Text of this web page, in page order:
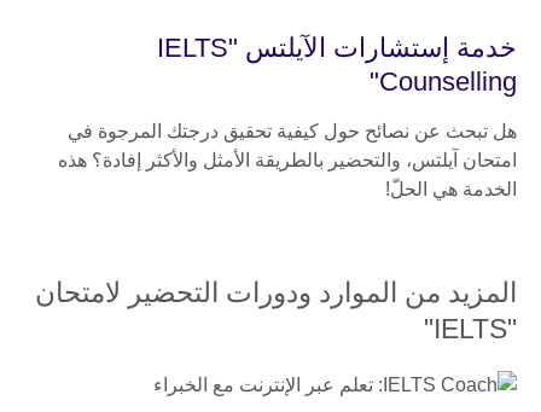
خدمة إستشارات الآيلتس "IELTS
Counselling"
هل تبحث عن نصائح حول كيفية تحقيق درجتك المرجوة في
امتحان آيلتس، والتحضير بالطريقة الأمثل والأكثر إفادة؟ هذه
الخدمة هي الحلّ!
المزيد من الموارد ودورات التحضير لامتحان
"IELTS"